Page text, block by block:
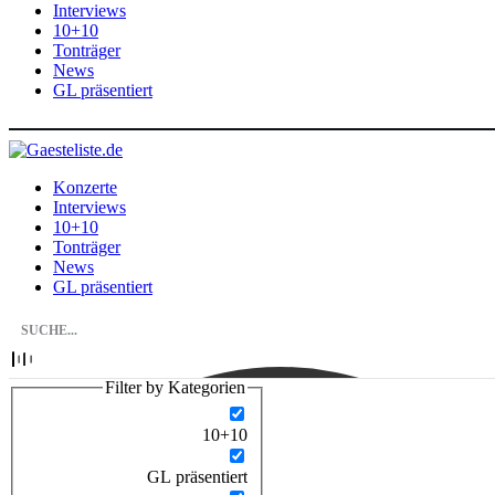
Interviews
10+10
Tonträger
News
GL präsentiert
Konzerte
Interviews
10+10
Tonträger
News
GL präsentiert
Filter by Kategorien
10+10
GL präsentiert